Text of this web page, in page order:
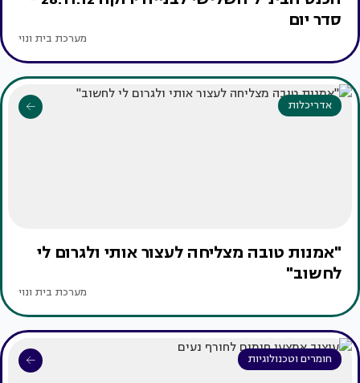
סדר יום
מערכת בית ונוי
אדריכלות
"אמנות טובה מצליחה לעצור אותי ולגרום לי
לחשוב"
מערכת בית ונוי
חומרים וטכנולוגיות